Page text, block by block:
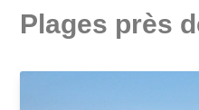
Plages près